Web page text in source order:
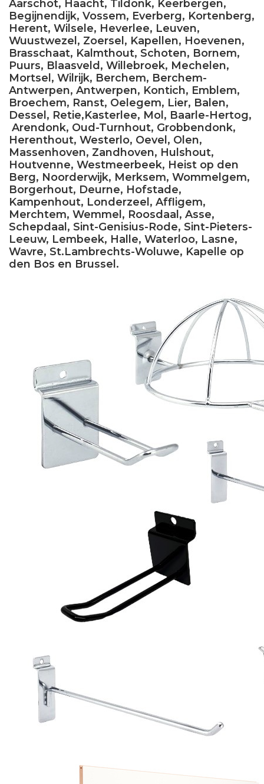
Aarschot, Haacht, Tildonk, Keerbergen,
Begijnendijk, Vossem, Everberg, Kortenberg,
Herent, Wilsele, Heverlee, Leuven,
Wuustwezel, Zoersel, Kapellen, Hoevenen,
Brasschaat, Kalmthout, Schoten, Bornem,
Puurs, Blaasveld, Willebroek, Mechelen,
Mortsel, Wilrijk, Berchem, Berchem-
Antwerpen, Antwerpen, Kontich, Emblem,
Broechem, Ranst, Oelegem, Lier, Balen,
Dessel, Retie,Kasterlee, Mol, Baarle-Hertog,
Arendonk, Oud-Turnhout, Grobbendonk,
Herenthout, Westerlo, Oevel, Olen,
Massenhoven, Zandhoven, Hulshout,
Houtvenne, Westmeerbeek, Heist op den
Berg, Noorderwijk, Merksem, Wommelgem,
Borgerhout, Deurne, Hofstade,
Kampenhout, Londerzeel, Affligem,
Merchtem, Wemmel, Roosdaal, Asse,
Schepdaal, Sint-Genisius-Rode, Sint-Pieters-
Leeuw, Lembeek, Halle, Waterloo, Lasne,
Wavre, St.Lambrechts-Woluwe, Kapelle op
den Bos en Brussel.